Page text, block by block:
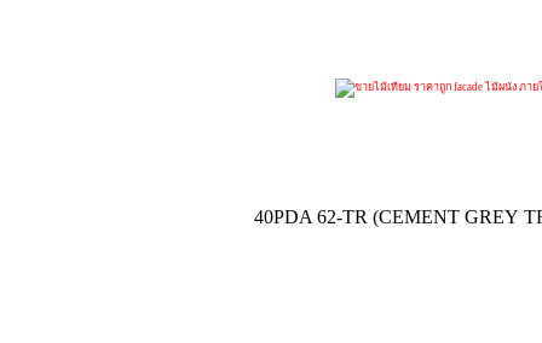
40PDA 62-TR (CEMENT GREY